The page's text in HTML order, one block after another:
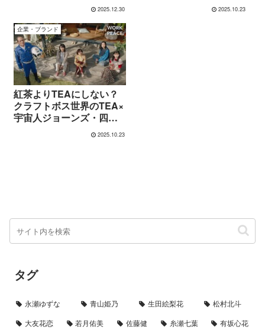
2025.12.30 2025.10.23
企業・ブランド
紅茶よりTEAにしない？
クラフトボス世界のTEA×
宇宙人ジョーンズ・四姉
2025.10.23
タグ
永瀬ゆずな 青山姫乃 生田絵梨花
松村北斗
大友花恋
若月佑美 佐藤健 糸瀬七葉
有坂心花